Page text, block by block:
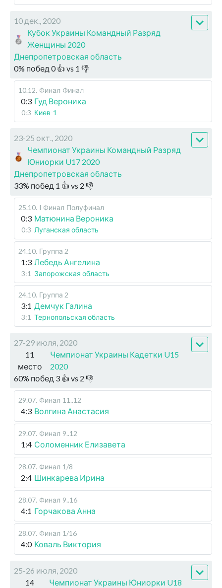
10 дек., 2020
Кубок Украины Командный Разряд
Женщины 2020
Днепропетровская область
0% побед 0👍 vs 1 👎
10.12. Финал Финал
0:3 Гуд Вероника
0:3 Киев-1
23-25 окт., 2020
Чемпионат Украины Командный Разряд
Юниорки U17 2020
Днепропетровская область
33% побед 1 👍 vs 2 👎
25.10. I Финал Полуфинал
0:3 Матюнина Вероника
0:3 Луганская область
24.10. Группа 2
1:3 Лебедь Ангелина
3:1 Запорожская область
24.10. Группа 2
3:1 Демчук Галина
3:1 Тернопольская область
27-29 июля, 2020
11
место
Чемпионат Украины Кадетки U15
2020
60% побед 3 👍 vs 2 👎
29.07. Финал 11..12
4:3 Волгина Анастасия
29.07. Финал 9..12
1:4 Соломенник Елизавета
28.07. Финал 1/8
2:4 Шинкарева Ирина
28.07. Финал 9..16
4:1 Горчакова Анна
28.07. Финал 1/16
4:0 Коваль Виктория
25-26 июля, 2020
14
Чемпионат Украины Юниорки U18